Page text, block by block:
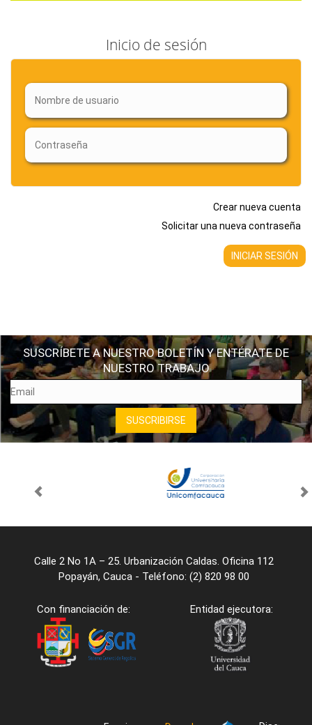
Inicio de sesión
Crear nueva cuenta
Solicitar una nueva contraseña
SUSCRÍBETE A NUESTRO BOLETÍN Y ENTÉRATE DE
NUESTRO TRABAJO
Calle 2 No 1A – 25. Urbanización Caldas. Oficina 112
Popayán, Cauca - Teléfono: (2) 820 98 00
Con financiación de: Entidad ejecutora: